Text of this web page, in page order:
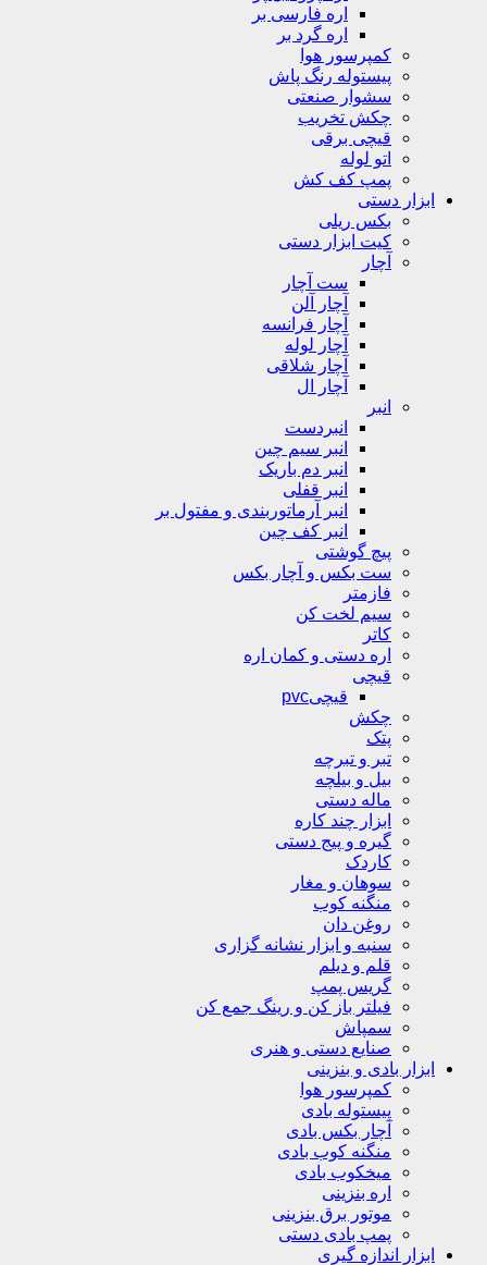
اره فارسی بر
اره گرد بر
کمپرسور هوا
پیستوله رنگ پاش
سشوار صنعتی
چکش تخریب
قیچی برقی
اتو لوله
پمپ کف کش
ابزار دستی
بکس ریلی
کیت ابزار دستی
آچار
ست آچار
آچار آلن
آچار فرانسه
آچار لوله
آچار شلاقی
آچار ال
انبر
انبردست
انبر سیم چین
انبر دم باریک
انبر قفلی
انبر آرماتوربندی و مفتول بر
انبر کف چین
پیچ گوشتی
ست بکس و آچار بکس
فازمتر
سیم لخت کن
کاتر
اره دستی و کمان اره
قیچی
قیچیpvc
چکش
پتک
تبر و تبرچه
بیل و بیلچه
ماله دستی
ابزار چند کاره
گیره و پیج دستی
کاردک
سوهان و مغار
منگنه کوب
روغن دان
سنبه و ابزار نشانه گزاری
قلم و دیلم
گریس پمپ
فیلتر باز کن و رینگ جمع کن
سمپاش
صنایع دستی و هنری
ابزار بادی و بنزینی
کمپرسور هوا
پیستوله بادی
آچار بکس بادی
منگنه کوب بادی
میخکوب بادی
اره بنزینی
موتور برق بنزینی
پمپ بادی دستی
ابزار اندازه گیری